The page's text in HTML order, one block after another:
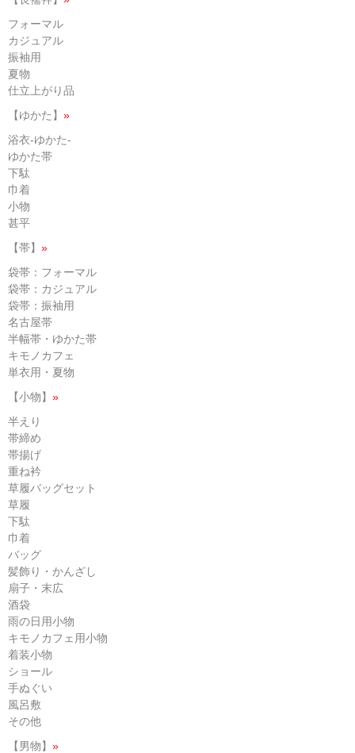
フォーマル
カジュアル
振袖用
夏物
仕立上がり品
【ゆかた】 »
浴衣-ゆかた-
ゆかた帯
下駄
巾着
小物
甚平
【帯】 »
袋帯：フォーマル
袋帯：カジュアル
袋帯：振袖用
名古屋帯
半幅帯・ゆかた帯
キモノカフェ
単衣用・夏物
【小物】 »
半えり
帯締め
帯揚げ
重ね衿
草履バッグセット
草履
下駄
巾着
バッグ
髪飾り・かんざし
扇子・末広
酒袋
雨の日用小物
キモノカフェ用小物
着装小物
ショール
手ぬぐい
風呂敷
その他
【男物】 »